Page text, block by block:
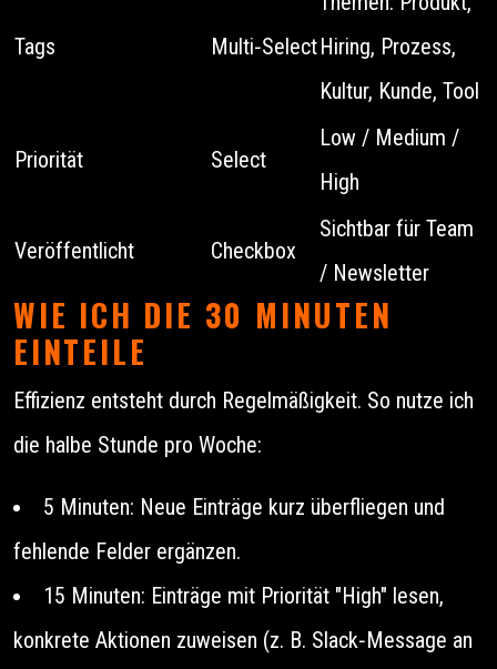
Tags Multi‑SelectHiring, Prozess,
Kultur, Kunde, Tool
Priorität Select
Low / Medium /
High
Veröffentlicht Checkbox
Sichtbar für Team
/ Newsletter
WIE ICH DIE 30 MINUTEN
EINTEILE
Effizienz entsteht durch Regelmäßigkeit. So nutze ich
die halbe Stunde pro Woche:
5 Minuten: Neue Einträge kurz überfliegen und
fehlende Felder ergänzen.
15 Minuten: Einträge mit Priorität "High" lesen,
konkrete Aktionen zuweisen (z. B. Slack‑Message an